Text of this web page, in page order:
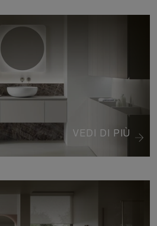
VEDI DI PIÙ